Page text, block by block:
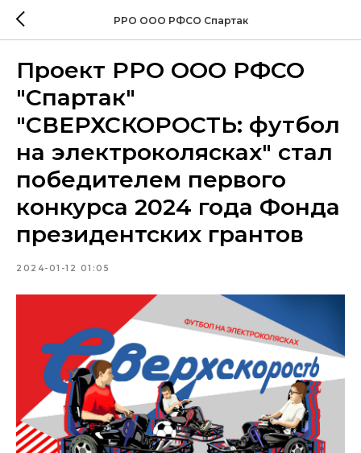
РРО ООО РФСО Спартак
Проект РРО ООО РФСО
"Спартак"
"СВЕРХСКОРОСТЬ: футбол
на электроколясках" стал
победителем первого
конкурса 2024 года Фонда
президентских грантов
2024-01-12 01:05